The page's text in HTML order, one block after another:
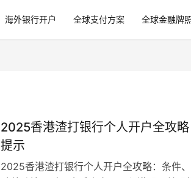
海外银行开户 全球支付方案 全球金融牌
2025香港渣打银行个人开户全攻
提示
2025香港渣打银行个人开户全攻略：条件